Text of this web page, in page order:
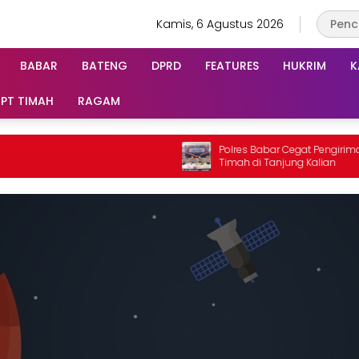
Kamis, 6 Agustus 2026
BABAR BATENG DPRD FEATURES HUKRIM
PT TIMAH RAGAM
Polres Babar Cegat Pengiriman Pasir
Timah di Tanjung Kalian